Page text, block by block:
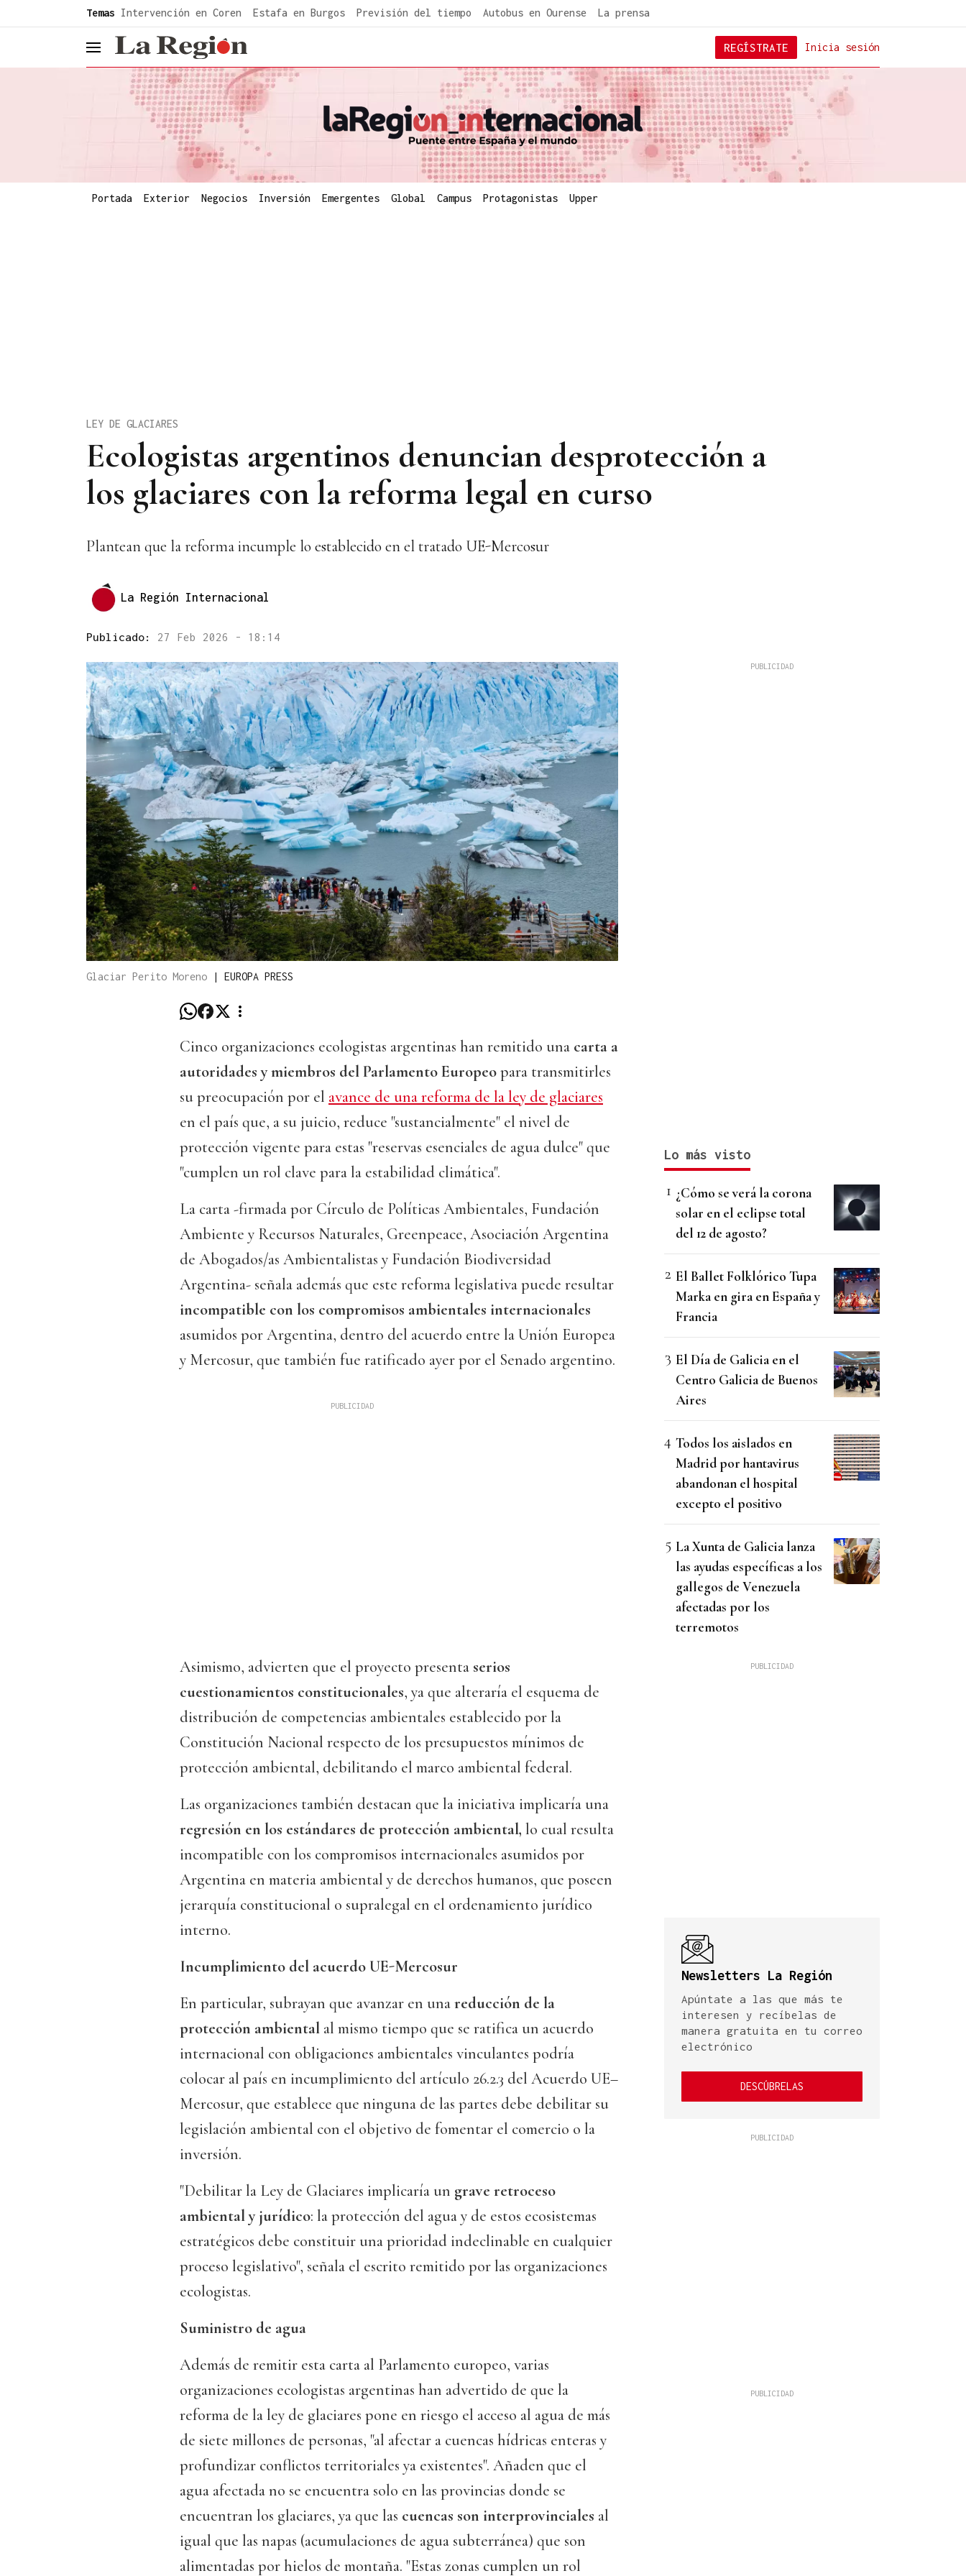
Temas Intervención en Coren Estafa en Burgos Previsión del tiempo Autobus en Ourense La prensa
header.menu.open Inicia sesión
REGÍSTRATE
Portada Exterior Negocios Inversión Emergentes Global Campus Protagonistas Upper
Ecologistas argentinos denuncian desprotección a
los glaciares con la reforma legal en curso
LEY DE GLACIARES
Plantean que la reforma incumple lo establecido en el tratado UE-Mercosur
La Región Internacional
Publicado: 27 Feb 2026 - 18:14
Glaciar Perito Moreno | EUROPA PRESS
Cinco organizaciones ecologistas argentinas han remitido una carta a
autoridades y miembros del Parlamento Europeopara transmitirles
su preocupación por el avance de una reforma de la ley de glaciares
en el país que, a su juicio, reduce "sustancialmente" el nivel de
protección vigente para estas "reservas esenciales de agua dulce" que
"cumplen un rol clave para la estabilidad climática".
La carta -firmada por Círculo de Políticas Ambientales, Fundación
Ambiente y Recursos Naturales, Greenpeace, Asociación Argentina
de Abogados/as Ambientalistas y Fundación Biodiversidad
Argentina- señala además que este reforma legislativa puede resultar
incompatible con los compromisos ambientales internacionales
asumidos por Argentina, dentro del acuerdo entre la Unión Europea
y Mercosur, que también fue ratificado ayer por el Senado argentino.
Asimismo, advierten que el proyecto presenta serios
cuestionamientos constitucionales, ya que alteraría el esquema de
distribución de competencias ambientales establecido por la
Constitución Nacional respecto de los presupuestos mínimos de
protección ambiental, debilitando el marco ambiental federal.
Las organizaciones también destacan que la iniciativa implicaría una
regresión en los estándares de protección ambiental, lo cual resulta
incompatible con los compromisos internacionales asumidos por
Argentina en materia ambiental y de derechos humanos, que poseen
jerarquía constitucional o supralegal en el ordenamiento jurídico
interno.
Incumplimiento del acuerdo UE-Mercosur
En particular, subrayan que avanzar en unareducción de la
protección ambiental al mismo tiempo que se ratifica un acuerdo
internacional con obligaciones ambientales vinculantes podría
colocar al país en incumplimiento del artículo 26.2.3 del Acuerdo UE–
Mercosur, que establece que ninguna de las partes debe debilitar su
legislación ambiental con el objetivo de fomentar el comercio o la
inversión.
"Debilitar la Ley de Glaciares implicaría un grave retroceso
ambiental y jurídico: la protección del agua y de estos ecosistemas
estratégicos debe constituir una prioridad indeclinable en cualquier
proceso legislativo", señala el escrito remitido por las organizaciones
ecologistas.
Suministro de agua
Además de remitir esta carta al Parlamento europeo, varias
organizaciones ecologistas argentinas han advertido de que la
reforma de la ley de glaciares pone en riesgo el acceso al agua de más
de siete millones de personas, "al afectar a cuencas hídricas enteras y
profundizar conflictos territoriales ya existentes". Añaden que el
agua afectada no se encuentra solo en las provincias donde se
encuentran los glaciares, ya que las cuencas son interprovinciales al
igual que las napas (acumulaciones de agua subterránea) que son
alimentadas por hielos de montaña. "Estas zonas cumplen un rol
Lo más visto
¿Cómo se verá la corona
solar en el eclipse total
del 12 de agosto?
El Ballet Folklórico Tupa
Marka en gira en España y
Francia
El Día de Galicia en el
Centro Galicia de Buenos
Aires
Todos los aislados en
Madrid por hantavirus
abandonan el hospital
excepto el positivo
La Xunta de Galicia lanza
las ayudas específicas a los
gallegos de Venezuela
afectadas por los
terremotos
Newsletters La Región
Apúntate a las que más te
interesen y recíbelas de
manera gratuita en tu correo
electrónico
DESCÚBRELAS